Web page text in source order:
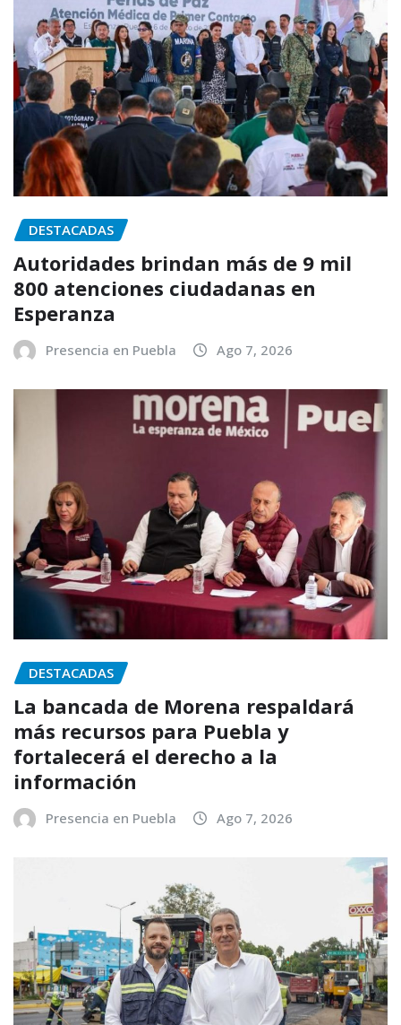
DESTACADAS
Autoridades brindan más de 9 mil
800 atenciones ciudadanas en
Esperanza
Presencia en Puebla Ago 7, 2026
DESTACADAS
La bancada de Morena respaldará
más recursos para Puebla y
fortalecerá el derecho a la
información
Presencia en Puebla Ago 7, 2026